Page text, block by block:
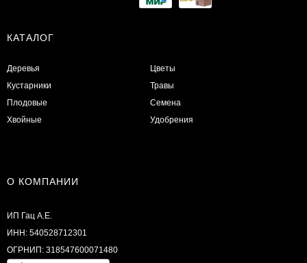
КАТАЛОГ
Деревья
Кустарники
Плодовые
Хвойные
Цветы
Травы
Семена
Удобрения
О КОМПАНИИ
ИП Гац А.Е.
ИНН: 540528712301
ОГРНИП: 318547600071480